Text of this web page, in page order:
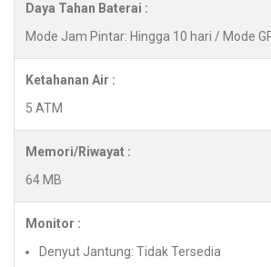
Daya Tahan Baterai :
Mode Jam Pintar: Hingga 10 hari / Mode
Ketahanan Air :
5 ATM
Memori/Riwayat :
64 MB
Monitor :
Denyut Jantung: Tidak Tersedia